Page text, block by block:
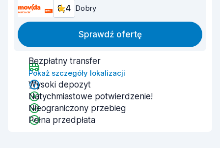
8,4 Dobry
Sprawdź ofertę
Bezpłatny transfer
Pokaż szczegóły lokalizacji
Wysoki depozyt
Natychmiastowe potwierdzenie!
Nieograniczony przebieg
Pełna przedpłata